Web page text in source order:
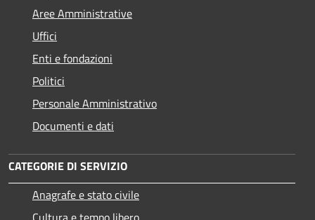
Aree Amministrative
Uffici
Enti e fondazioni
Politici
Personale Amministrativo
Documenti e dati
CATEGORIE DI SERVIZIO
Anagrafe e stato civile